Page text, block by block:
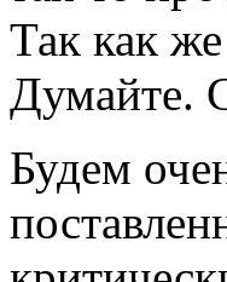
Так как
Думайте.
Будем